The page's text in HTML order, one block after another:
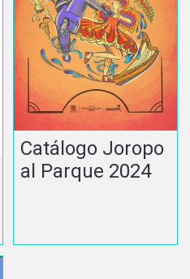
Catálogo Joropo
al Parque 2024